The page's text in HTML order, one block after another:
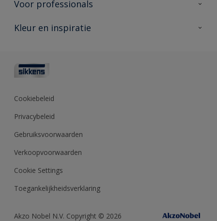
Duurzaamheid
Vind je verkooppunt
Voor professionals
Advies & service
Polyfilla Pro
Sikkens Center
Kleur en inspiratie
Kleurcollecties
Kennisbank
Cookiebeleid
Privacybeleid
Gebruiksvoorwaarden
Verkoopvoorwaarden
Cookie Settings
Toegankelijkheidsverklaring
Akzo Nobel N.V. Copyright © 2026